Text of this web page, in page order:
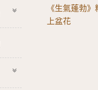
《生氣蓬勃
上盆花